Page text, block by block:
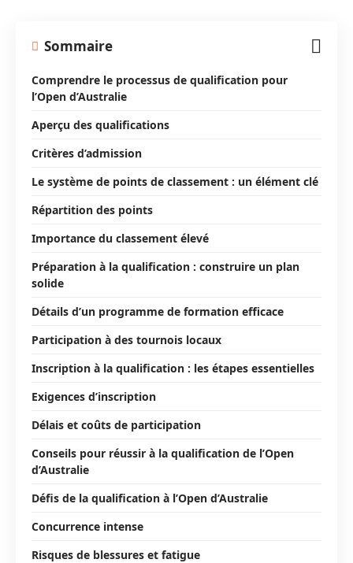
Sommaire
Comprendre le processus de qualification pour
l’Open d’Australie
Aperçu des qualifications
Critères d’admission
Le système de points de classement : un élément clé
Répartition des points
Importance du classement élevé
Préparation à la qualification : construire un plan
solide
Détails d’un programme de formation efficace
Participation à des tournois locaux
Inscription à la qualification : les étapes essentielles
Exigences d’inscription
Délais et coûts de participation
Conseils pour réussir à la qualification de l’Open
d’Australie
Défis de la qualification à l’Open d’Australie
Concurrence intense
Risques de blessures et fatigue